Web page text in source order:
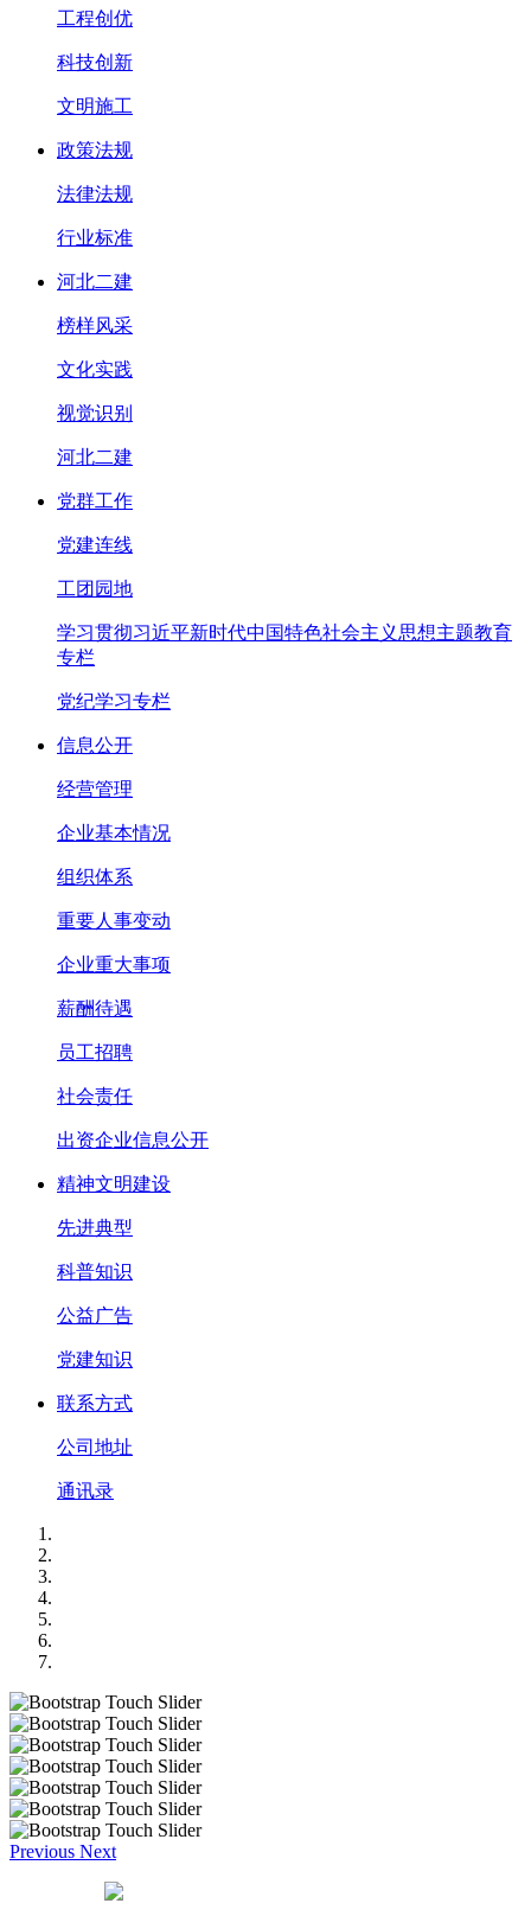
工程创优
科技创新
文明施工
政策法规
法律法规
行业标准
河北二建
榜样风采
文化实践
视觉识别
河北二建
党群工作
党建连线
工团园地
学习贯彻习近平新时代中国特色社会主义思想主题教育
专栏
党纪学习专栏
信息公开
经营管理
企业基本情况
组织体系
重要人事变动
企业重大事项
薪酬待遇
员工招聘
社会责任
出资企业信息公开
精神文明建设
先进典型
科普知识
公益广告
党建知识
联系方式
公司地址
通讯录
Previous Next